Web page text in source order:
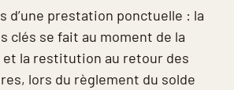
d’une prestation ponctuelle : la
clés se fait au moment de la
la restitution au retour des
lors du règlement du solde